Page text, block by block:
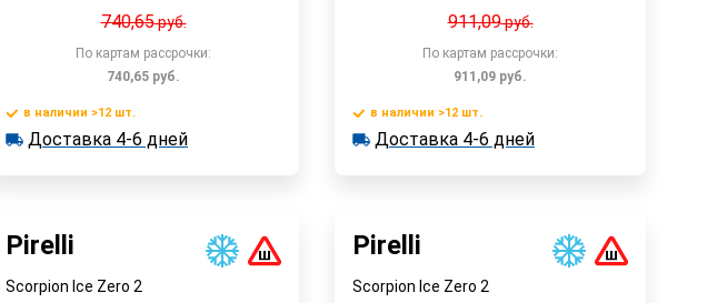
740,65руб.
По картам рассрочки:
740,65 руб.
В корзину
в наличии >12 шт.
в наличии >12 шт.
Доставка 4-6 дней
911,09руб.
По картам рассрочки:
911,09 руб.
В корзину
в наличии >12 шт.
в наличии >12 шт.
Доставка 4-6 дней
Pirelli
Scorpion Ice Zero 2
Pirelli
Scorpion Ice Zero 2